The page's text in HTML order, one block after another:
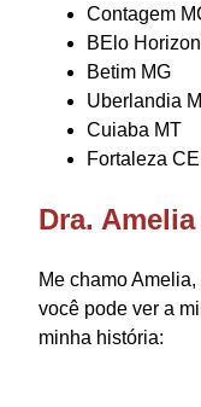
Contagem
BElo
Betim MG
Uberlandia
Cuiaba MT
Fortaleza CE
Dra. Amelia
Me chamo
você pode ver a
minha história: